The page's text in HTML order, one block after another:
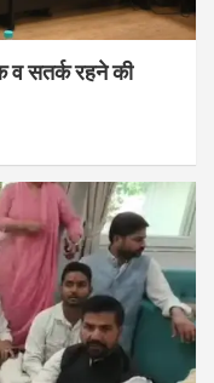
सतर्क रहने की